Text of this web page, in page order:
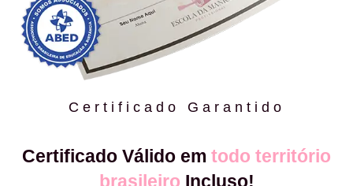
Certificado Garantido
Certificado Válido em todo território
brasileiro Incluso!